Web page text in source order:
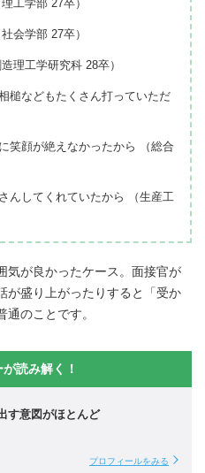
工学部 27卒）
会学部 27卒）
理工学研究科 28卒）
槌などもたくさん打っていただ
笑顔が絶えなかったから （総合
んしてくれていたから （生産工
気が良かったケース。面接官が
が盛り上がったりすると「受か
のことです。
読み解く！
す意図がほとんど
プロフィールをみる